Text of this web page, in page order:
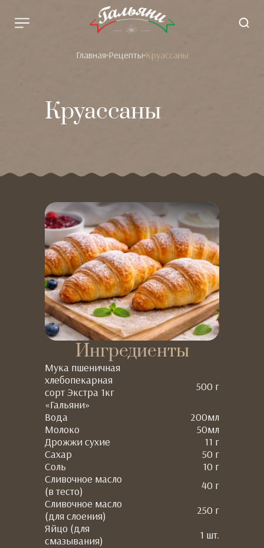
Главная Рецепты Круассаны
Круассаны
Ингредиенты
Мука пшеничная
хлебопекарная
сорт Экстра 1кг
«Гальяни»
500 г
Вода
200мл
Молоко
50мл
Дрожжи сухие
11 г
Сахар
50 г
Соль
10 г
Сливочное масло
(в тесто)
40 г
Сливочное масло
(для слоения)
250 г
Яйцо (для
смазывания)
1 шт.